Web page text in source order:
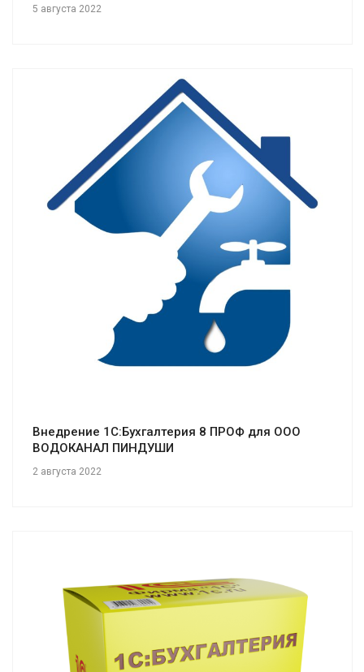
5 августа 2022
Смотреть проект
Внедрение 1С:Бухгалтерия 8 ПРОФ для ООО
ВОДОКАНАЛ ПИНДУШИ
2 августа 2022